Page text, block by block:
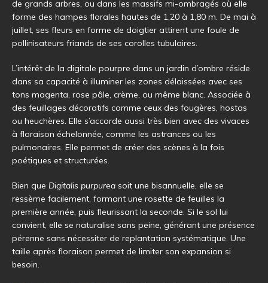
de grands arbres, ou dans les massifs mi-ombragés où elle
forme des hampes florales hautes de 1,20 à 1,80 m. De mai à
juillet, ses fleurs en forme de doigtier attirent une foule de
pollinisateurs friands de ses corolles tubulaires.
L’intérêt de la digitale pourpre dans un jardin d’ombre réside
dans sa capacité à illuminer les zones délaissées avec ses
tons magenta, rose pâle, crème, ou même blanc. Associée à
des feuillages décoratifs comme ceux des fougères, hostas
ou heuchères. Elle s’accorde aussi très bien avec des vivaces
à floraison échelonnée, comme les astrances ou les
pulmonaires. Elle permet de créer des scènes à la fois
poétiques et structurées.
Bien que Digitalis purpurea soit une bisannuelle, elle se
ressème facilement, formant une rosette de feuilles la
première année, puis fleurissant la seconde. Si le sol lui
convient, elle se naturalise sans peine, générant une présence
pérenne sans nécessiter de replantation systématique. Une
taille après floraison permet de limiter son expansion si
besoin.